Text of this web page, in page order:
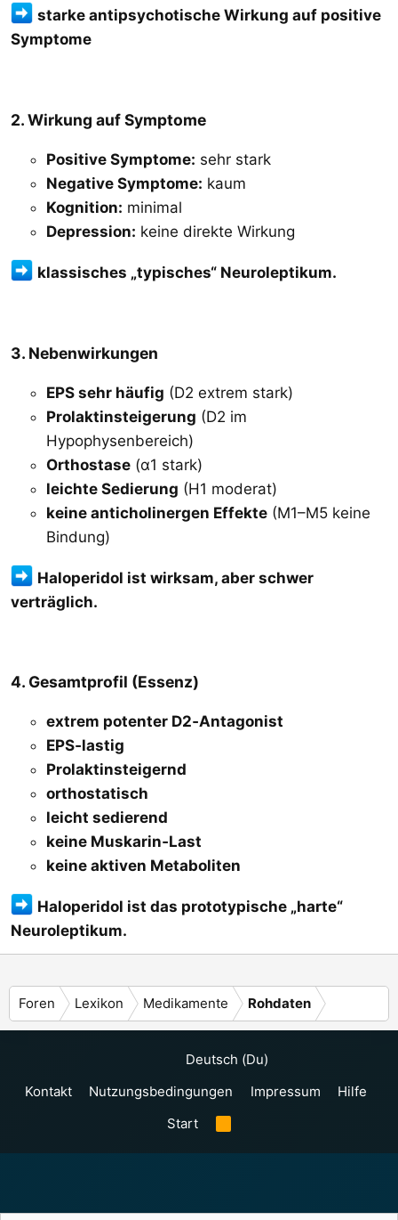
starke antipsychotische Wirkung auf positive
Symptome
2. Wirkung auf Symptome
Positive Symptome: sehr stark
Negative Symptome: kaum
Kognition: minimal
Depression: keine direkte Wirkung
klassisches „typisches“ Neuroleptikum.
3. Nebenwirkungen
EPS sehr häufig (D2 extrem stark)
Prolaktinsteigerung (D2 im
Hypophysenbereich)
Orthostase (α1 stark)
leichte Sedierung (H1 moderat)
keine anticholinergen Effekte (M1–M5 keine
Bindung)
Haloperidol ist wirksam, aber schwer
verträglich.
4. Gesamtprofil (Essenz)
extrem potenter D2‑Antagonist
EPS‑lastig
Prolaktinsteigernd
orthostatisch
leicht sedierend
keine Muskarin‑Last
keine aktiven Metaboliten
Haloperidol ist das prototypische „harte“
Neuroleptikum.
Foren Lexikon Medikamente Rohdaten
Deutsch (Du)
Kontakt
Nutzungsbedingungen Impressum
Hilfe
Start
S